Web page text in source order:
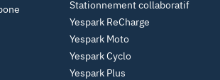
Stationnement collaboratif
Yespark ReCharge
Yespark Moto
Yespark Cyclo
Yespark Plus